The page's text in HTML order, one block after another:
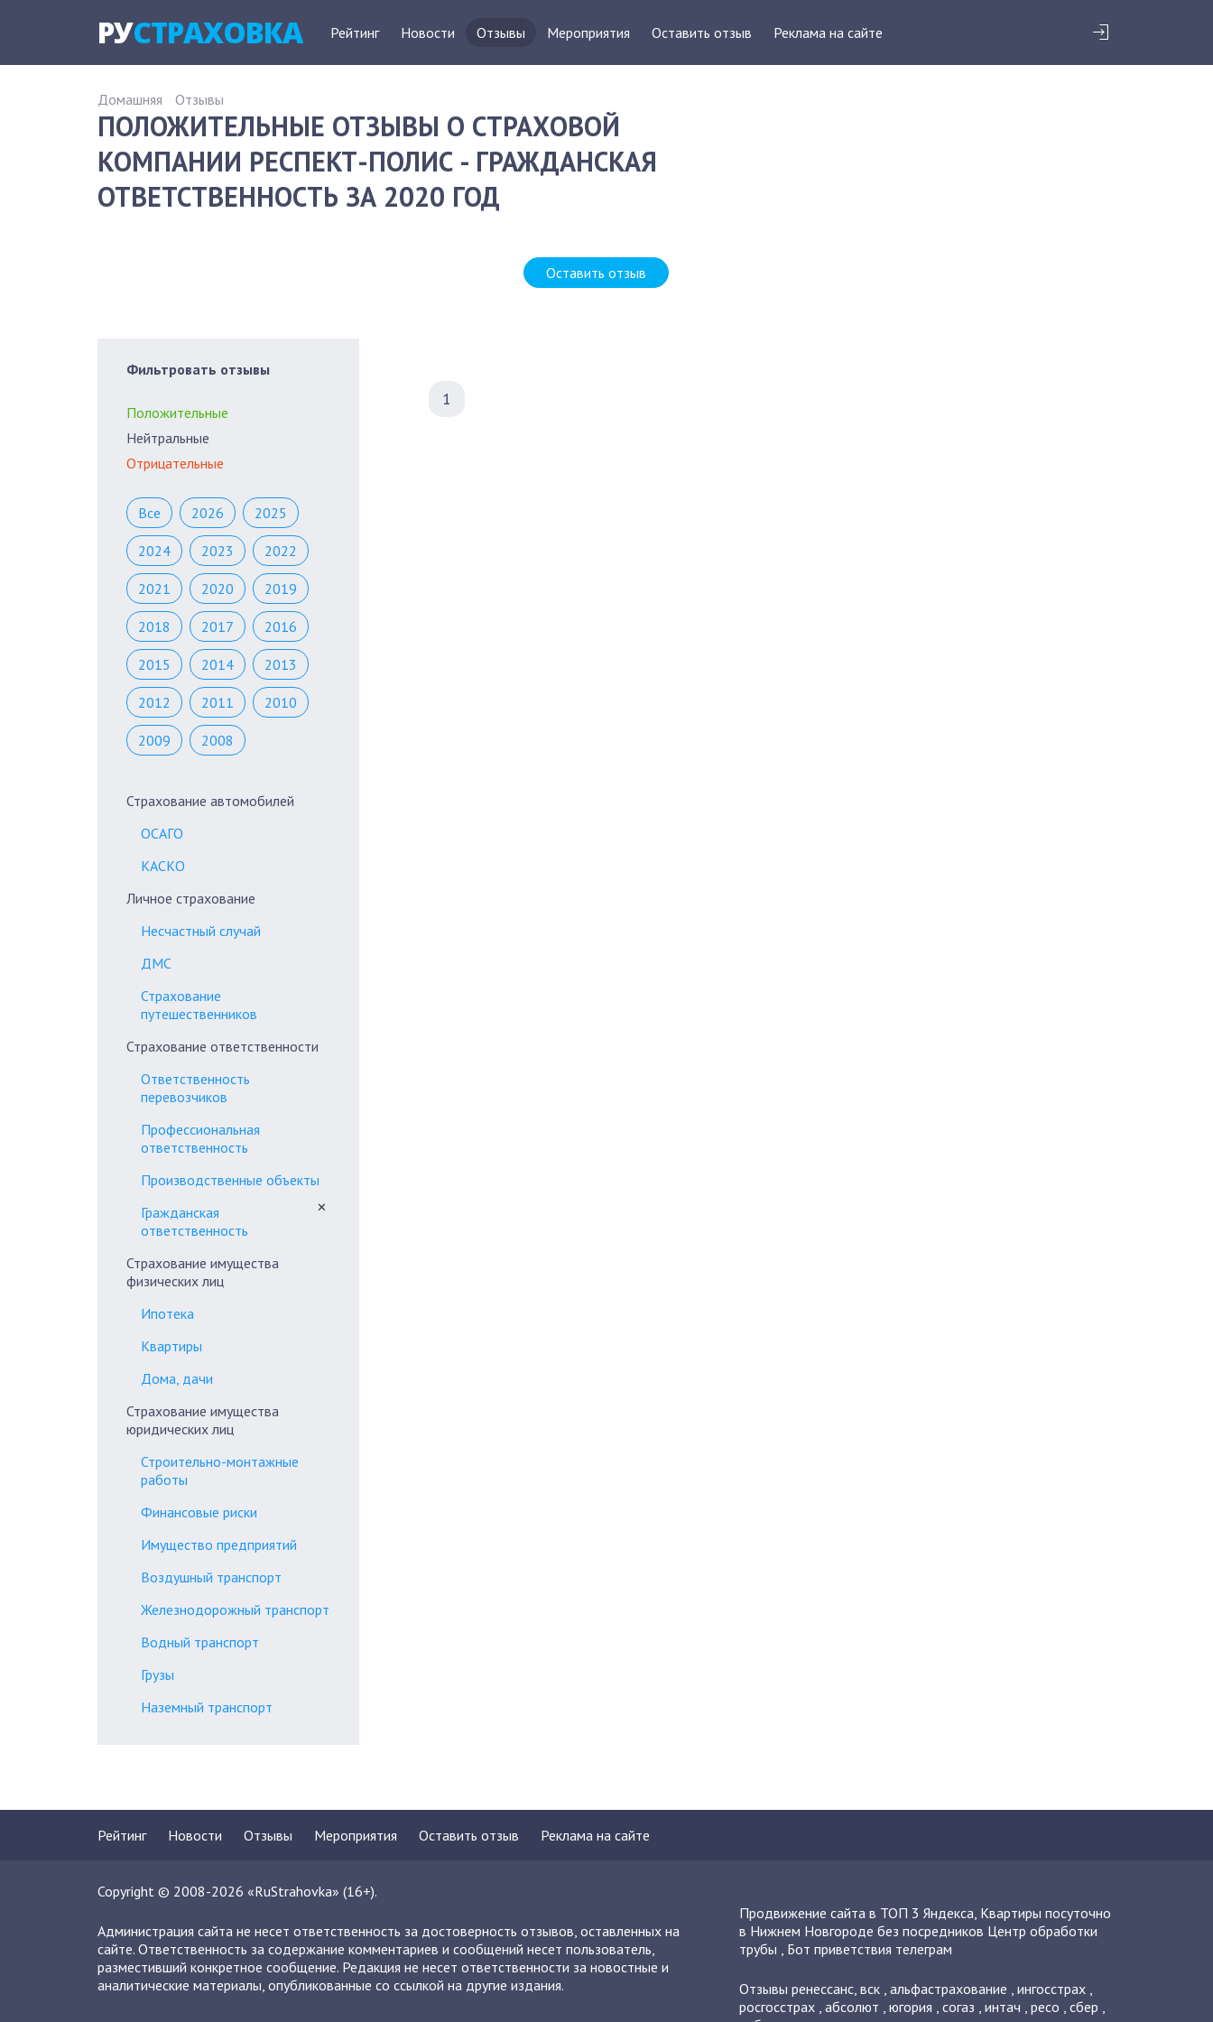
РУСТРАХОВКА Рейтинг Новости Отзывы Мероприятия Оставить отзыв Реклама на сайте
Домашняя Отзывы
ПОЛОЖИТЕЛЬНЫЕ ОТЗЫВЫ О СТРАХОВОЙ
КОМПАНИИ РЕСПЕКТ-ПОЛИС - ГРАЖДАНСКАЯ
ОТВЕТСТВЕННОСТЬ ЗА 2020 ГОД
Оставить отзыв
1
Фильтровать отзывы
Положительные
Нейтральные
Отрицательные
Все 2026 2025
2024 2023 2022
2021 2020 2019
2018 2017 2016
2015 2014 2013
2012 2011 2010
2009 2008
Страхование автомобилей
ОСАГО
КАСКО
Личное страхование
Несчастный случай
ДМС
Страхование
путешественников
Страхование ответственности
Ответственность
перевозчиков
Профессиональная
ответственность
Производственные объекты
Гражданская
ответственность
✕
Страхование имущества
физических лиц
Ипотека
Квартиры
Дома, дачи
Страхование имущества
юридических лиц
Строительно-монтажные
работы
Финансовые риски
Имущество предприятий
Воздушный транспорт
Железнодорожный транспорт
Водный транспорт
Грузы
Наземный транспорт
Рейтинг Новости Отзывы Мероприятия Оставить отзыв Реклама на сайте
Copyright © 2008-2026 «RuStrahovka» (16+).
Администрация сайта не несет ответственность за достоверность отзывов, оставленных на
сайте. Ответственность за содержание комментариев и сообщений несет пользователь,
разместивший конкретное сообщение. Редакция не несет ответственности за новостные и
аналитические материалы, опубликованные со ссылкой на другие издания.
Продвижение сайта в ТОП 3 Яндекса, Квартиры посуточно
в Нижнем Новгороде без посредников Центр обработки
трубы , Бот приветствия телеграм
Отзывы ренессанс, вск, альфастрахование , ингосстрах,
росгосстрах, абсолют , югория , согаз , интач , ресо , сбер ,